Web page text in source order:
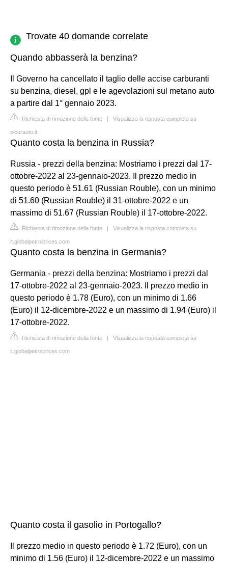
Trovate 40 domande correlate
Quando abbasserà la benzina?
Il Governo ha cancellato il taglio delle accise carburanti
su benzina, diesel, gpl e le agevolazioni sul metano auto
a partire dal 1° gennaio 2023.
Richiesta di rimozione della fonte | Visualizza la risposta completa su
sicurauto.it
Quanto costa la benzina in Russia?
Russia - prezzi della benzina: Mostriamo i prezzi dal 17-
ottobre-2022 al 23-gennaio-2023. Il prezzo medio in
questo periodo è 51.61 (Russian Rouble), con un minimo
di 51.60 (Russian Rouble) il 31-ottobre-2022 e un
massimo di 51.67 (Russian Rouble) il 17-ottobre-2022.
Richiesta di rimozione della fonte | Visualizza la risposta completa su
it.globalpetrolprices.com
Quanto costa la benzina in Germania?
Germania - prezzi della benzina: Mostriamo i prezzi dal
17-ottobre-2022 al 23-gennaio-2023. Il prezzo medio in
questo periodo è 1.78 (Euro), con un minimo di 1.66
(Euro) il 12-dicembre-2022 e un massimo di 1.94 (Euro) il
17-ottobre-2022.
Richiesta di rimozione della fonte | Visualizza la risposta completa su
it.globalpetrolprices.com
Quanto costa il gasolio in Portogallo?
Il prezzo medio in questo periodo è 1.72 (Euro), con un
minimo di 1.56 (Euro) il 12-dicembre-2022 e un massimo